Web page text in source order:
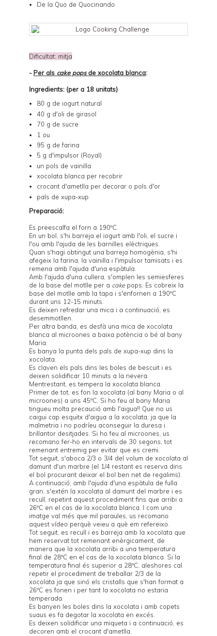
De la Quo de Quocinando
Dificultat: mitja
- Per als cake popsde xocolata blanca:
Ingredients: (per a 18 unitats)
80 g de iogurt natural
40 g d'oli de girasol
70 g de sucre
1 ou
95 g de farina
5 g d'impulsor (Royal)
un pols de vainilla
xocolata blanca per recobrir
crocant d'ametlla per decorar o pols d'or
pals de xupa-xup
Preparació:
Es preescalfa el forn a 190ºC.
En un bol, s'hi barreja el iogurt amb l'oli, el sucre i
l'ou amb l'ajuda de les barnilles elèctriques.
Quan s'hagi obtingut una barreja homogènia, s'hi
afegeix la farina, la vainilla i l'impulsor tamisats i es
remena amb l'ajuda d'una espàtula.
Amb l'ajuda d'una cullera, s'omplen les semiesferes
de la base del motlle per a cakepops . Es cobreix la
base del motlle amb la tapa i s'enfornen a 190ºC
durant uns 12-15 minuts.
Es deixen refredar una mica i a continuació, es
desemmotllen.
Per altra banda, es desfà una mica de xocolata
blanca al microones a baixa potència o bé al bany
Maria.
Es banya la punta dels pals de xupa-xup dins la
xocolata.
Es claven els pals dins les boles de bescuit i es
deixen solidificar 10 minuts a la nevera.
Mentrestant, es tempera la xocolata blanca.
Primer de tot, es fon la xocolata (al bany Maria o al
microones) a uns 45ºC. Si ho feu al bany Maria
tingueu molta precaució amb l'aigua!! Que no us
caigui cap esquitx d'aigua a la xocolata, ja que la
malmetria i no podríeu aconseguir la duresa i
brillantor desitjades. Si ho feu al microones, us
recomano fer-ho en intervals de 30 segons, tot
remenant entremig per evitar que es cremi.
Tot seguit, s'aboca 2/3 o 3/4 del volum de xocolata al
damunt d'un marbre (el 1/4 restant es reserva dins
el bol procurant deixar el bol ben net de regalims).
A continuació, amb l'ajuda d'una espàtula de fulla
gran, s'extén la xocolata al damunt del marbre i es
recull, repetint aquest procediment fins que arribi a
26ºC en el cas de la xocolata blanca. I com una
imatge val més que mil paraules, us recomano
aquest vídeo perquè veieu a què em refereixo.
Tot seguit, es recull i es barreja amb la xocolata que
hem reservat tot remenant enèrgicament, de
manera que la xocolata arribi a una temperatura
final de 28ºC en el cas de la xocolata blanca. Si la
temperatura final és superior a 28ºC, aleshores cal
repetir el procediment de treballar 2/3 de la
xocolata ja que sinó els cristalls que s'han format a
26ºC es fonen i per tant la xocolata no estaria
temperada.
Es banyen les boles dins la xocolata i amb copets
suaus es fa degotar la xocolata en excés.
Es deixen solidificar una miqueta i a continuació, es
decoren amb el crocant d'ametlla.